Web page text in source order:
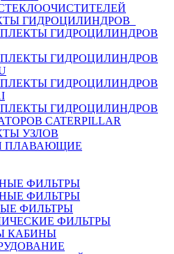
ГИДРОЦИЛИНДРОВ
ГИДРОЦИЛИНДРОВ
ГИДРОЦИЛИНДРОВ
ГИДРОЦИЛИНДРОВ
ГИДРОЦИЛИНДРОВ
CATERPILLAR
УЗЛОВ
ПЛАВАЮЩИЕ
ФИЛЬТРЫ
ФИЛЬТРЫ
ФИЛЬТРЫ
ФИЛЬТРЫ
КАБИНЫ